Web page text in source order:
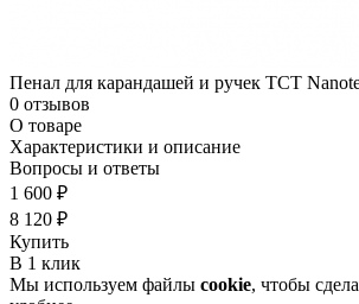
Пенал для карандашей и ручек TCT
0 отзывов
О товаре
Характеристики и описание
Вопросы и ответы
1 600 ₽
8 120 ₽
Купить
В 1 клик
Мы используем файлы cookie, чтобы